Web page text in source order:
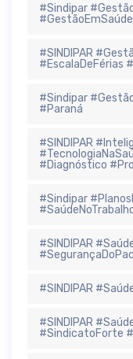
#Sindipar
#SINDIPAR
#EscalaDeFérias
#Sindipar
#Paraná
#SINDIPAR
#Diagnóstico
#Sindipar
#SINDIPAR
#SINDIPAR
#SINDIPAR
#SindicatoForte